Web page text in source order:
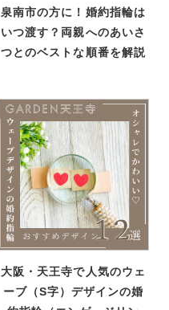
泉南市の方に！婚約指輪は
いつ渡す？両親へのあいさ
つとのベストな順番を解説
大阪・天王寺で人気のウェ
ーブ（S字）デザインの婚